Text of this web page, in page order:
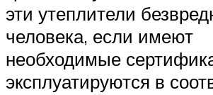
эти утеплители
человека, если имеют
необходимые
эксплуатируются в